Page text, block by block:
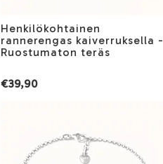
Henkilökohtainen
rannerengas kaiverruksella -
Ruostumaton teräs
€39,90